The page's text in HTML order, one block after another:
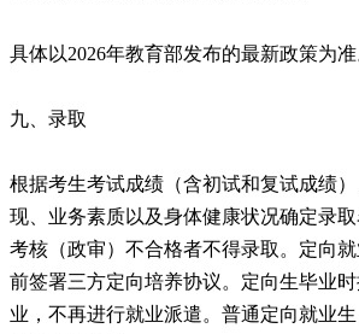
具体以2026年教育部发布的最新政策为准
九、录取
根据考生考试成绩（含初试和复试成绩
现、业务素质以及身体健康状况确定录
考核（政审）不合格者不得录取。定向
前签署三方定向培养协议。定向生毕业
业，不再进行就业派遣。普通定向就业